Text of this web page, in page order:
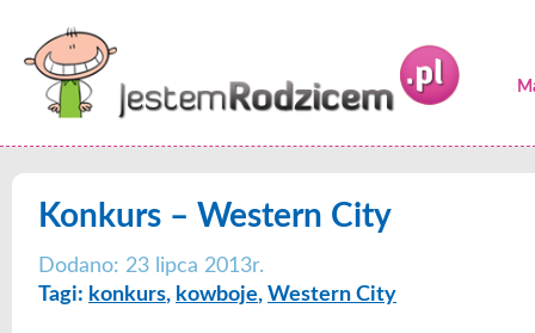
Konkurs – Western City
Dodano: 23 lipca 2013r.
Tagi: konkurs, kowboje, Western City